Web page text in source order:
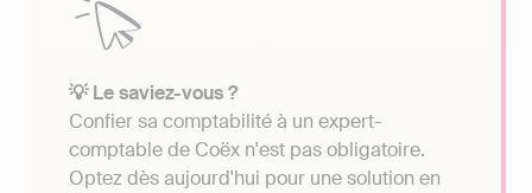
💡 Le saviez-vous ?
Confier sa comptabilité à un expert-
comptable de Coëx n'est pas obligatoire.
Optez dès aujourd'hui pour une solution en